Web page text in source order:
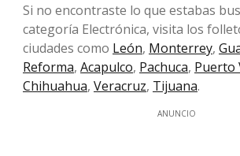
Si no encontraste lo que estabas
categoría Electrónica, visita los
ciudades como León, Monterrey,
Reforma, Acapulco, Pachuca, Puerto
Chihuahua, Veracruz, Tijuana.
ANUNCIO